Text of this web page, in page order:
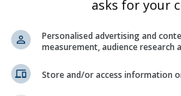
asks for your
Personalised advertising and
measurement, audience research
Store and/or access information